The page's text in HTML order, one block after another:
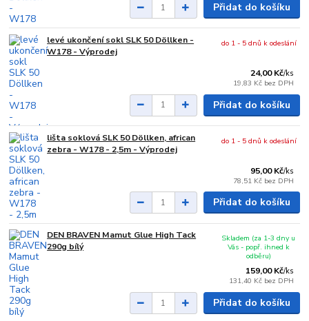
Přidat do košíku
levé ukončení sokl SLK 50 Döllken -
W178 - Výprodej
24,00 Kč/ks
19,83 Kč bez DPH
do 1 - 5 dnů k odeslání
Přidat do košíku
lišta soklová SLK 50 Döllken, african
zebra - W178 - 2,5m - Výprodej
95,00 Kč/ks
78,51 Kč bez DPH
do 1 - 5 dnů k odeslání
Přidat do košíku
DEN BRAVEN Mamut Glue High Tack
290g bílý
159,00 Kč/ks
131,40 Kč bez DPH
Skladem (za 1-3 dny u
Vás - popř. ihned k
odběru)
Přidat do košíku